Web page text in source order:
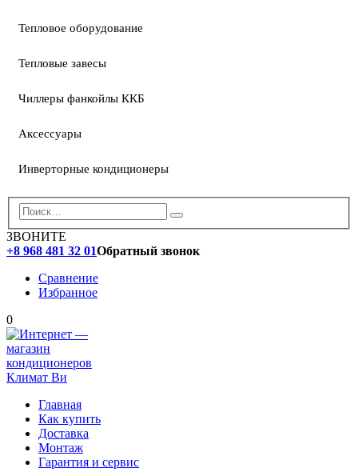
Тепловое оборудование
Тепловые завесы
Чиллеры фанкойлы ККБ
Аксессуары
Инверторные кондиционеры
ЗВОНИТЕ
+8 968 481 32 01Обратный звонок
Сравнение
Избранное
0
Главная
Как купить
Доставка
Монтаж
Гарантия и сервис